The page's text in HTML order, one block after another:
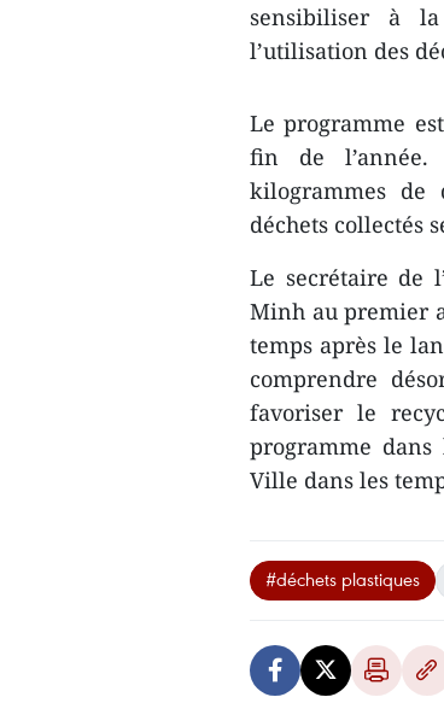
sensibiliser à
l’utilisation des
Le programme
fin de l’année.
kilogrammes de
déchets collectés
Le secrétaire de
Minh au premier
temps après le
comprendre
favoriser le
programme
Ville dans les
#déchets plastiques